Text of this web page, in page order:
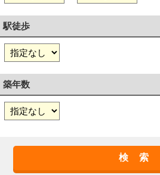
駅徒歩
築年数